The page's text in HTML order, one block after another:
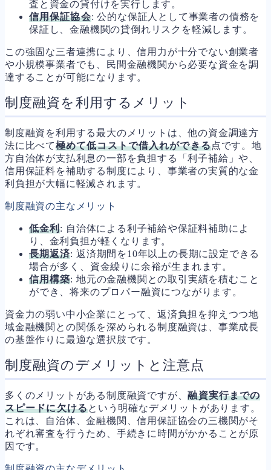
査と資金の貸付けを実行します。
信用保証協会: 公的な保証人として事業者の債務を
保証し、金融機関の貸倒れリスクを軽減します。
この強固な三者連携により、信用力が十分でない創業者
や小規模事業者でも、民間金融機関から必要な資金を調
達することが可能になります。
制度融資を利用するメリット
制度融資を利用する最大のメリットは、他の資金調達方
法に比べて極めて低コストで借入れができる点です。地
方自治体が支払利息の一部を負担する「利子補給」や、
信用保証料を補助する制度により、事業者の実質的な金
利負担が大幅に軽減されます。
制度融資の主なメリット
低金利: 自治体による利子補給や保証料補助によ
り、金利負担が軽くなります。
長期返済: 返済期間を10年以上の長期に設定できる
場合が多く、資金繰りに余裕が生まれます。
信用構築: 地元の金融機関との取引実績を積むこと
ができ、将来のプロパー融資につながります。
資金力の弱い中小企業にとって、返済負担を抑えつつ地
域金融機関との関係を深められる制度融資は、事業成長
の基盤作りに最適な選択肢です。
制度融資のデメリットと注意点
多くのメリットがある制度融資ですが、融資実行までの
スピードに欠けるという明確なデメリットがあります。
これは、自治体、金融機関、信用保証協会の三機関がそ
れぞれ審査を行うため、手続きに時間がかかることが原
因です。